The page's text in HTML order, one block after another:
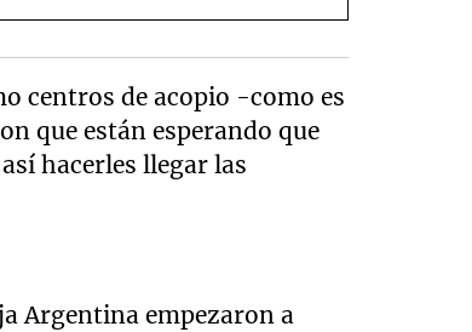
centros de acopio -como es
que están esperando que
hacerles llegar las
Argentina empezaron a